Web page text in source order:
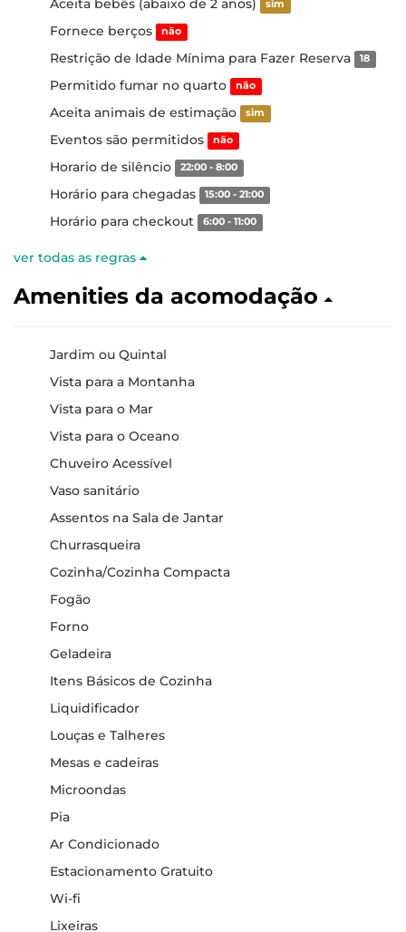
sim
Fornece berços não
Restrição de Idade Mínima para Fazer Reserva 18
Permitido fumar no quarto não
Aceita animais de estimação sim
Eventos são permitidos não
Horario de silêncio 22:00 - 8:00
Horário para chegadas 15:00 - 21:00
Horário para checkout 6:00 - 11:00
ver todas as regras
Amenities da acomodação
Jardim ou Quintal
Vista para a Montanha
Vista para o Mar
Vista para o Oceano
Chuveiro Acessível
Vaso sanitário
Assentos na Sala de Jantar
Churrasqueira
Cozinha/Cozinha Compacta
Fogão
Forno
Geladeira
Itens Básicos de Cozinha
Liquidificador
Louças e Talheres
Mesas e cadeiras
Microondas
Pia
Ar Condicionado
Estacionamento Gratuito
Wi-fi
Lixeiras